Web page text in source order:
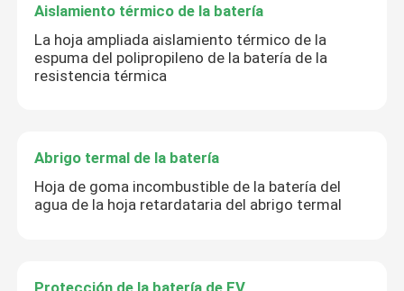
Aislamiento térmico de la batería
La hoja ampliada aislamiento térmico de la
espuma del polipropileno de la batería de la
resistencia térmica
Abrigo termal de la batería
Hoja de goma incombustible de la batería del
agua de la hoja retardataria del abrigo termal